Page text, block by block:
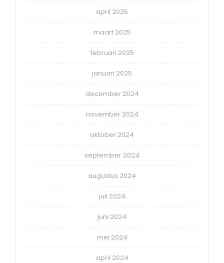
april 2025
maart 2025
februari 2025
januari 2025
december 2024
november 2024
oktober 2024
september 2024
augustus 2024
juli 2024
juni 2024
mei 2024
april 2024